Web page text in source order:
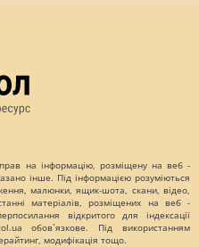
на інформацію, розміщену на веб -
інше. Під інформацією розуміються
малюнки, ящик-шота, скани, відео,
матеріалів, розміщених на веб -
відкритого для індексації
обов`язкове. Під використанням
модифікація тощо.